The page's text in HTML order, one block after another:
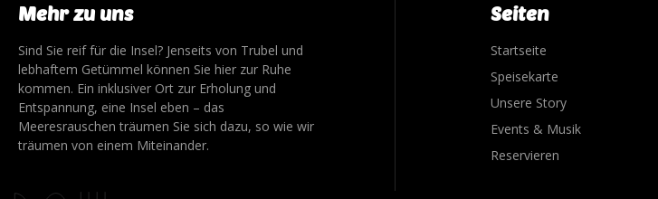
Mehr zu uns
Sind Sie reif für die Insel? Jenseits von Trubel und
lebhaftem Getümmel können Sie hier zur Ruhe
kommen. Ein inklusiver Ort zur Erholung und
Entspannung, eine Insel eben – das
Meeresrauschen träumen Sie sich dazu, so wie wir
träumen von einem Miteinander.
Seiten
Startseite
Speisekarte
Unsere Story
Events & Musik
Reservieren